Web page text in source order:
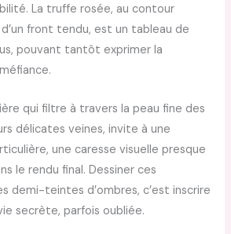
La truffe rosée, au contour
front tendu, est un tableau de
pouvant tantôt exprimer la
qui filtre à travers la peau fine des
délicates veines, invite à une
une caresse visuelle presque
le rendu final. Dessiner ces
demi-teintes d’ombres, c’est inscrire
secrète, parfois oubliée.